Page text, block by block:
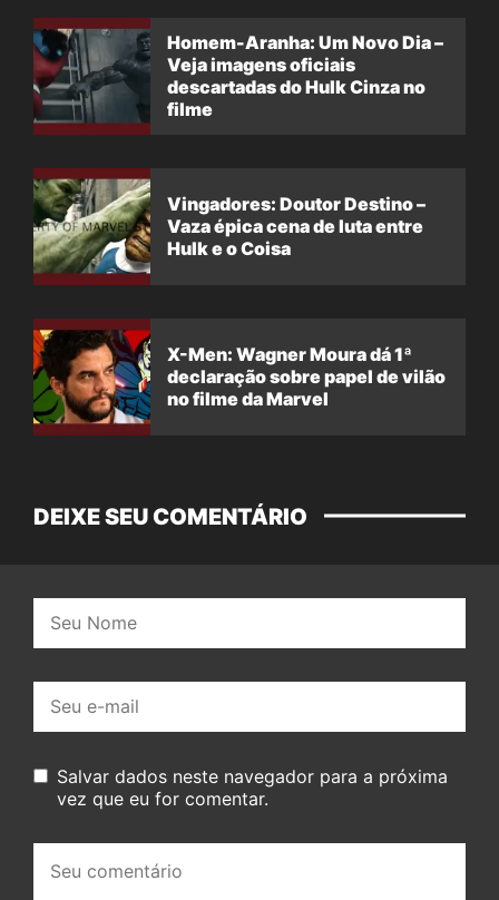
Homem-Aranha: Um Novo Dia –
Veja imagens oficiais
descartadas do Hulk Cinza no
filme
Vingadores: Doutor Destino –
Vaza épica cena de luta entre
Hulk e o Coisa
X-Men: Wagner Moura dá 1ª
declaração sobre papel de vilão
no filme da Marvel
DEIXE SEU COMENTÁRIO
mail:
Salvar dados neste navegador para a próxima
vez que eu for comentar.
comentário: